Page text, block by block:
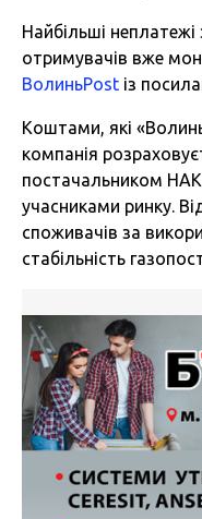
Найбільші
отримувачів вже
ВолиньPost із
Коштами, які
компанія
постачальником
учасниками ринку.
споживачів за
стабільність